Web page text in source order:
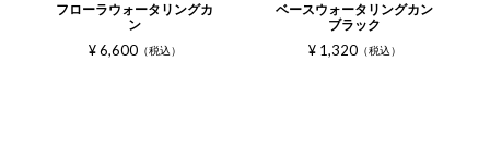
フローラウォータリングカ
ン
¥ 6,600 税込
ベースウォータリングカン
ブラック
¥ 1,320 税込